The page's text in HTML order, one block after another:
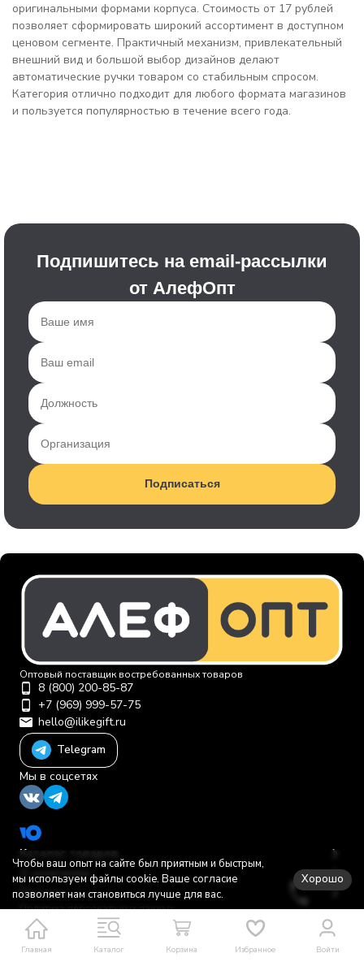
оригинальными формами корпуса. Стоимость от 17 рублей
позволяет сформировать широкий ассортимент в доступном
ценовом сегменте. Практичный механизм, привлекательный
внешний вид и большой выбор дизайнов делают
автоматические ручки товаром со стабильным спросом.
Категория отлично подходит для любого формата магазинов
и пользуется популярностью в течение всего года.
Подпишитесь на email-рассылки
от АлефОпт
Подписаться
Главная Каталог Корзина Избранное Войти
Оптовый поставщик востребованных товаров
8 (800) 200-85-87
+7 (969) 999-57-75
hello@ilikegift.ru
Telegram
Мы в соцсетях
Каталог товаров
О компании
Помощь
Политика персональных данных
© 2012-2026 ООО "Первая торговая компания"
Чтобы ваш опыт на сайте был приятным и быстрым,
мы используем файлы cookie. Ваше согласие
позволяет нам становиться лучше для вас.
Хорошо